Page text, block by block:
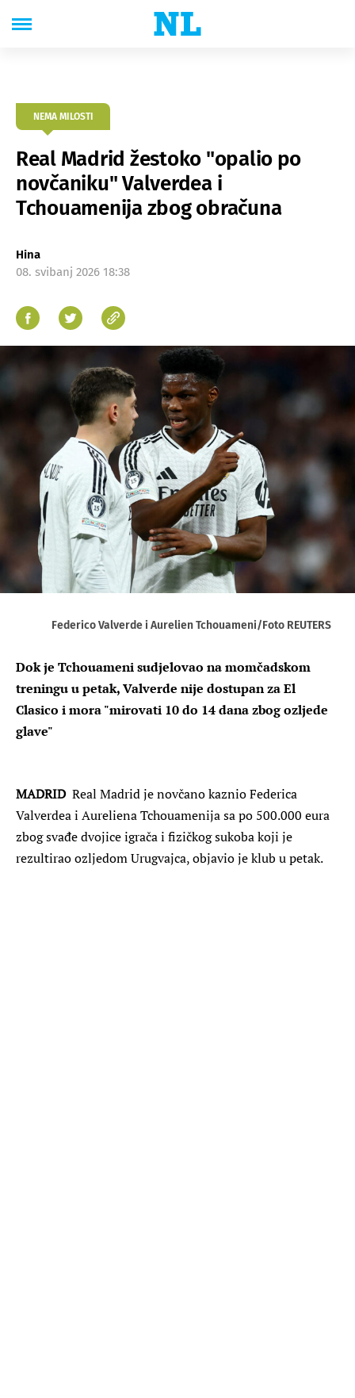
NEMA MILOSTI
Real Madrid žestoko "opalio po
novčaniku" Valverdea i
Tchouamenija zbog obračuna
Hina
08. svibanj 2026 18:38
Federico Valverde i Aurelien Tchouameni/Foto REUTERS
Dok je Tchouameni sudjelovao na momčadskom
treningu u petak, Valverde nije dostupan za El
Clasico i mora "mirovati 10 do 14 dana zbog ozljede
glave"
MADRID Real Madrid je novčano kaznio Federica
Valverdea i Aureliena Tchouamenija sa po 500.000 eura
zbog svađe dvojice igrača i fizičkog sukoba koji je
rezultirao ozljedom Urugvajca, objavio je klub u petak.